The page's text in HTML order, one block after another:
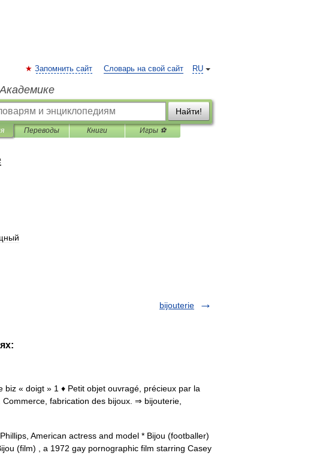
RU
Запомнить сайт Словарь на свой сайт
Найти!
Переводы Книги Игры ⚽
bijouterie
« doigt » 1 ♦ Petit objet ouvragé, précieux par la
fabrication des bijoux. ⇒ bijouterie,
American actress and model * Bijou (footballer)
(film) , a 1972 gay pornographic film starring Casey